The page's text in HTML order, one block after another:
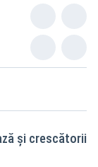
şi crescătorii